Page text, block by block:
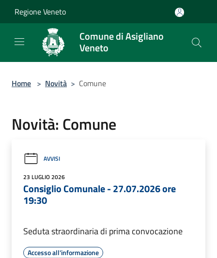
Regione Veneto
Comune di Asigliano
Veneto
Home > Novità > Comune
Novità: Comune
AVVISI
23 LUGLIO 2026
Consiglio Comunale - 27.07.2026 ore
19:30
Seduta straordinaria di prima convocazione
Accesso all'informazione